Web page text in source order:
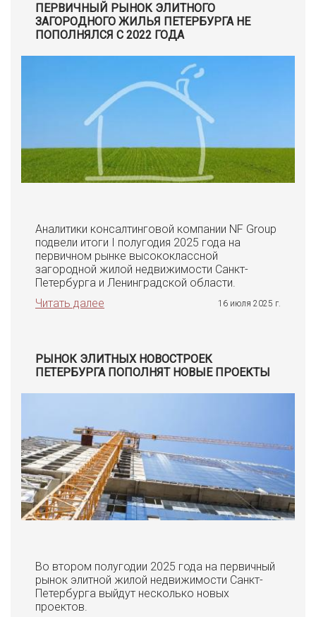
ПЕРВИЧНЫЙ РЫНОК ЭЛИТНОГО
ЗАГОРОДНОГО ЖИЛЬЯ ПЕТЕРБУРГА НЕ
ПОПОЛНЯЛСЯ С 2022 ГОДА
Аналитики консалтинговой компании NF Group
подвели итоги I полугодия 2025 года на
первичном рынке высококлассной
загородной жилой недвижимости Санкт-
Петербурга и Ленинградской области.
Читать далее
16 июля 2025 г.
РЫНОК ЭЛИТНЫХ НОВОСТРОЕК
ПЕТЕРБУРГА ПОПОЛНЯТ НОВЫЕ ПРОЕКТЫ
Во втором полугодии 2025 года на первичный
рынок элитной жилой недвижимости Санкт-
Петербурга выйдут несколько новых
проектов.